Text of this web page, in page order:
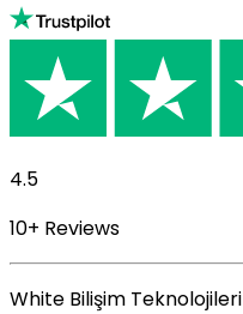
4.5
10+ Reviews
White Bilişim Teknolojileri